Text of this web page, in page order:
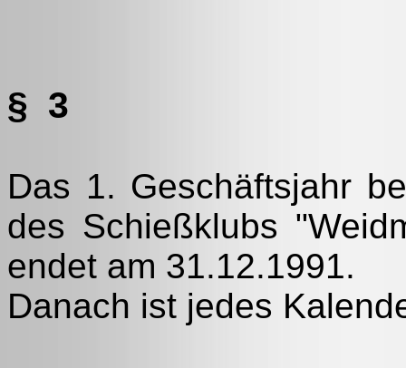
§ 3
Das 1. Geschäftsjahr
des Schießklubs
endet am 31.12.1991.
Danach ist jedes